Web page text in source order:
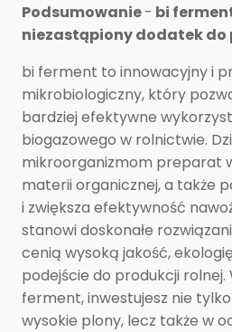
Podsumowanie- bi
niezastąpiony dodatek do
bi ferment to innowacyjny i
mikrobiologiczny, który
bardziej efektywne
biogazowego w rolnictwie.
mikroorganizmom preparat
materii organicznej, a także
i zwiększa efektywność
stanowi doskonałe
cenią wysoką jakość,
podejście do produkcji
ferment, inwestujesz nie
wysokie plony, lecz także w